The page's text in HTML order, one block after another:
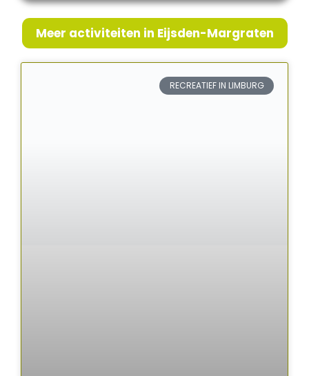
Meer activiteiten in Eijsden-Margraten
RECREATIEF IN LIMBURG